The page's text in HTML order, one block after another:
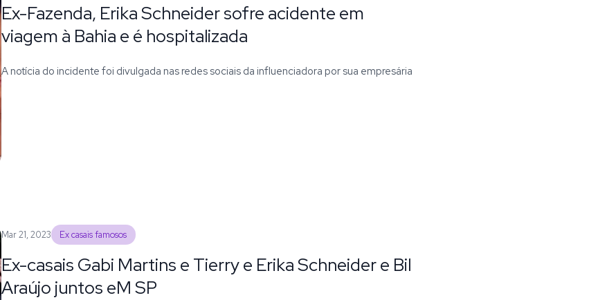
Ex-Fazenda, Erika Schneider sofre acidente em
viagem à Bahia e é hospitalizada
A notícia do incidente foi divulgada nas redes sociais da influenciadora por sua empresária
Mar 21, 2023 Ex casais famosos
Ex-casais Gabi Martins e Tierry e Erika Schneider e Bil
Araújo juntos eM SP